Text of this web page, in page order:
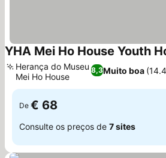
YHA Mei Ho House Youth
8,3Muito boa
Herança do Museu
Mei Ho House
De € 68
Consulte os preços de 7 sites